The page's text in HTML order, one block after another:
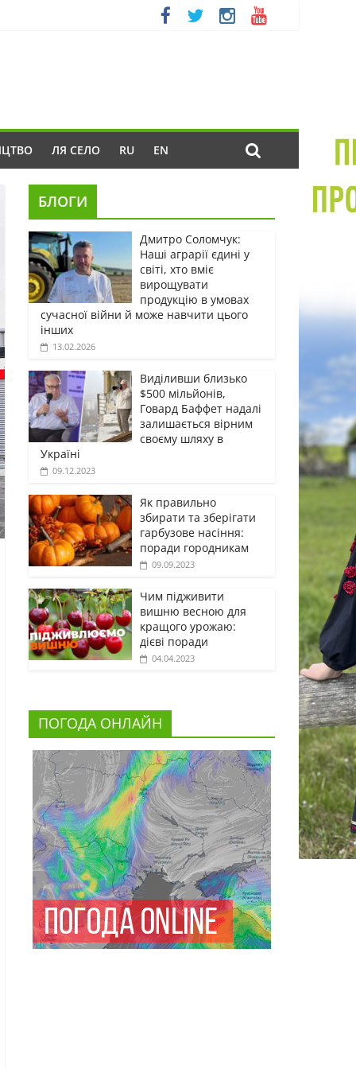
ЛЯ СЕЛО RU EN
БЛОГИ
Дмитро Соломчук:
Наші аграрії єдині у
світі, хто вміє
вирощувати
продукцію в умовах
сучасної війни й може навчити цього
інших
13.02.2026
Виділивши близько
$500 мільйонів,
Говард Баффет надалі
залишається вірним
своєму шляху в
Україні
09.12.2023
Як правильно
збирати та зберігати
гарбузове насіння:
поради городникам
09.09.2023
Чим підживити
вишню весною для
кращого урожаю:
дієві поради
04.04.2023
ПОГОДА ОНЛАЙН